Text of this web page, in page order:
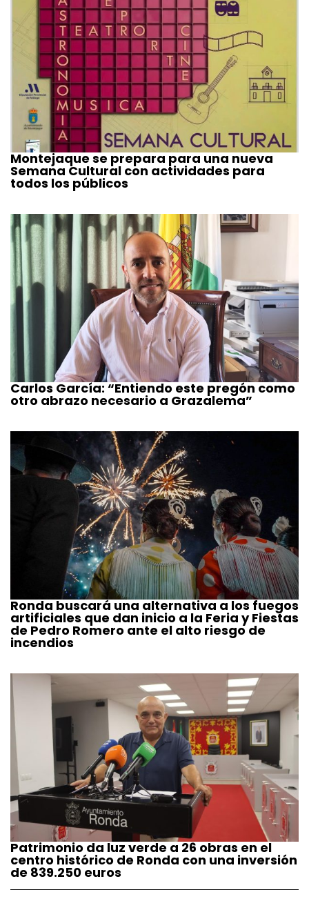
Montejaque se prepara para una nueva
Semana Cultural con actividades para
todos los públicos
Carlos García: “Entiendo este pregón como
otro abrazo necesario a Grazalema”
Ronda buscará una alternativa a los fuegos
artificiales que dan inicio a la Feria y Fiestas
de Pedro Romero ante el alto riesgo de
incendios
Patrimonio da luz verde a 26 obras en el
centro histórico de Ronda con una inversión
de 839.250 euros